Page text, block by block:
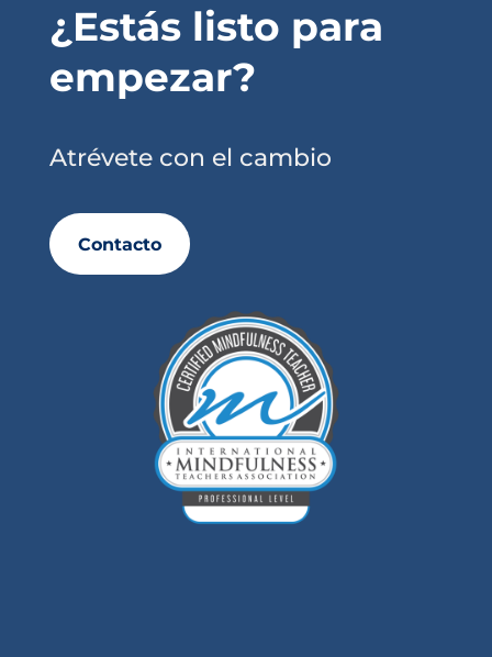
¿Estás listo para
empezar?
Atrévete con el cambio
Contacto